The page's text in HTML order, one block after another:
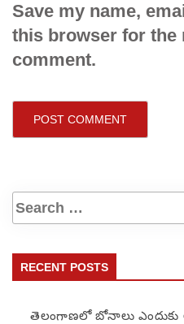
Save my name,
this browser for the
comment.
RECENT POSTS
తెలంగాణలో బోనాలు ఎందుకు